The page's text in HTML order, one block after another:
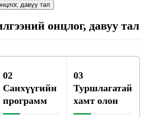
давуу тал
онцлог, давуу тал
02
Санхүүгийн
программ
03
Туршлагатай
хамт олон